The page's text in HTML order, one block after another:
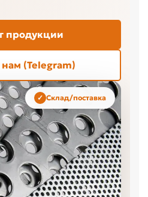
продукции
(Telegram)
Склад/поставка